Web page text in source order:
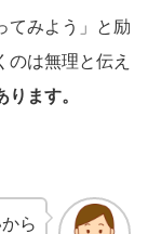
てみよう」と励
のは無理と伝え
ます。
ら